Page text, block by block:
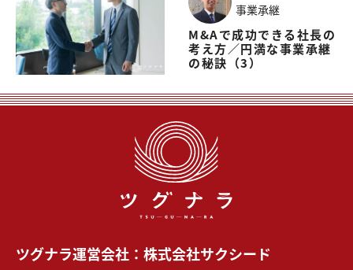
事業承継
M&Aで成功できる社長の
考え方／円満な事業承継
の秘訣（3）
ツグナラ運営会社： 株式会社サクシード